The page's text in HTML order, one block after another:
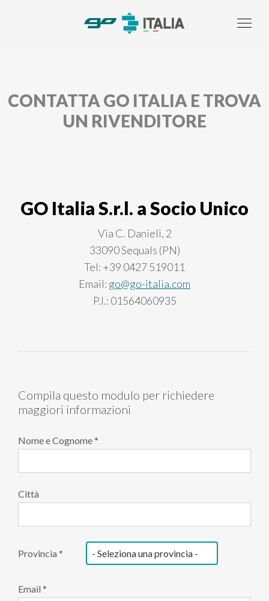
CONTATTA GO ITALIA E TROVA
UN RIVENDITORE
GO Italia S.r.l. a Socio Unico
Via C. Danieli, 2
33090 Sequals (PN)
Tel: +39 0427 519011
Email: go@go-italia.com
P.I.: 01564060935
Compila questo modulo per richiedere
maggiori informazioni
Nome e Cognome *
Città
Provincia *
Email *